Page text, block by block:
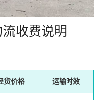
收费说明
货价格 运输时效